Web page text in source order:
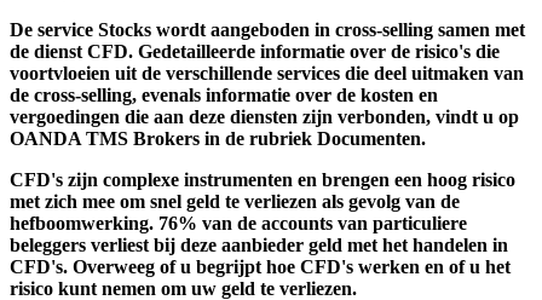
De service Stocks wordt aangeboden in cross-selling samen met
de dienst CFD. Gedetailleerde informatie over de risico's die
voortvloeien uit de verschillende services die deel uitmaken van
de cross-selling, evenals informatie over de kosten en
vergoedingen die aan deze diensten zijn verbonden, vindt u op
OANDA TMS Brokers in de rubriek Documenten.
CFD's zijn complexe instrumenten en brengen een hoog risico
met zich mee om snel geld te verliezen als gevolg van de
hefboomwerking. 76% van de accounts van particuliere
beleggers verliest bij deze aanbieder geld met het handelen in
CFD's. Overweeg of u begrijpt hoe CFD's werken en of u het
risico kunt nemen om uw geld te verliezen.